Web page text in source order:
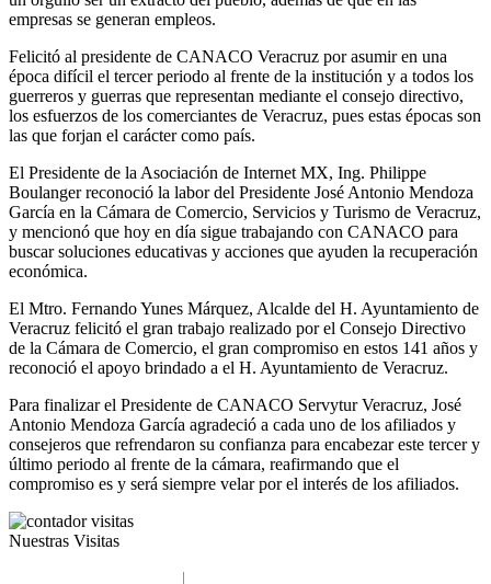
empresas se generan empleos.
Felicitó al presidente de CANACO Veracruz por asumir en una
época difícil el tercer periodo al frente de la institución y a todos los
guerreros y guerras que representan mediante el consejo directivo,
los esfuerzos de los comerciantes de Veracruz, pues estas épocas son
las que forjan el carácter como país.
El Presidente de la Asociación de Internet MX, Ing. Philippe
Boulanger reconoció la labor del Presidente José Antonio Mendoza
García en la Cámara de Comercio, Servicios y Turismo de Veracruz,
y mencionó que hoy en día sigue trabajando con CANACO para
buscar soluciones educativas y acciones que ayuden la recuperación
económica.
El Mtro. Fernando Yunes Márquez, Alcalde del H. Ayuntamiento de
Veracruz felicitó el gran trabajo realizado por el Consejo Directivo
de la Cámara de Comercio, el gran compromiso en estos 141 años y
reconoció el apoyo brindado a el H. Ayuntamiento de Veracruz.
Para finalizar el Presidente de CANACO Servytur Veracruz, José
Antonio Mendoza García agradeció a cada uno de los afiliados y
consejeros que refrendaron su confianza para encabezar este tercer y
último periodo al frente de la cámara, reafirmando que el
compromiso es y será siempre velar por el interés de los afiliados.
Nuestras Visitas
|